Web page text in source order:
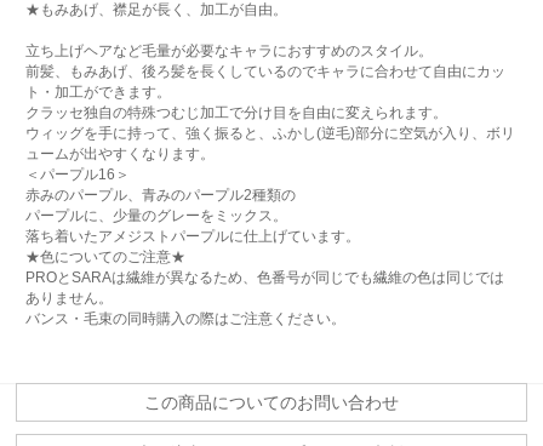
★もみあげ、襟足が長く、加工が自由。
立ち上げヘアなど毛量が必要なキャラにおすすめのスタイル。
前髪、もみあげ、後ろ髪を長くしているのでキャラに合わせて自由にカッ
ト・加工ができます。
クラッセ独自の特殊つむじ加工で分け目を自由に変えられます。
ウィッグを手に持って、強く振ると、ふかし(逆毛)部分に空気が入り、ボリ
ュームが出やすくなります。
＜パープル16＞
赤みのパープル、青みのパープル2種類の
パープルに、少量のグレーをミックス。
落ち着いたアメジストパープルに仕上げています。
★色についてのご注意★
PROとSARAは繊維が異なるため、色番号が同じでも繊維の色は同じでは
ありません。
バンス・毛束の同時購入の際はご注意ください。
この商品についてのお問い合わせ